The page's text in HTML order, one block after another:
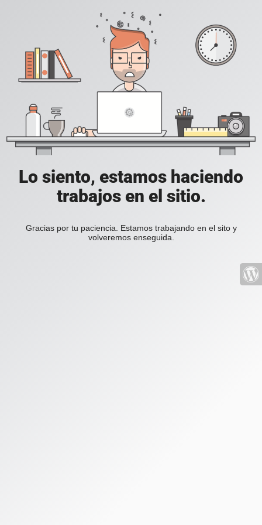
Lo siento, estamos haciendo
trabajos en el sitio.
Gracias por tu paciencia. Estamos trabajando en el sito y
volveremos enseguida.